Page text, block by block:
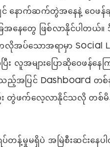
ျှင် နောက်ဆက်တွဲအနေနဲ့ ဝ
နေတွေ ဖြစ်လာနိုင်ပါတယ်။
သောအရာမှာ Social
လူအများပြောဆိုဝေဖန်နေက
င်သည့်အပြင် Dashboard
ည်း တွဲဖက်လေ့လာနိုင်သလို တစ်
ရပ်တန့်မှုမရှိပဲ အမြဲစီးဆင်း